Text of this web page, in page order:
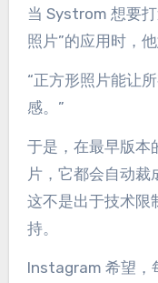
当 Systrom 想要
照片”的应用时，他
“正方形照片能让
感。”
于是，在最早版本
片，它都会自动裁
这不是出于技术限
持。
Instagram 希望，